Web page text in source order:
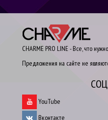
CHARME PRO LINE - Все, что
Предложения на сайте не
YouTube
Вконтакте